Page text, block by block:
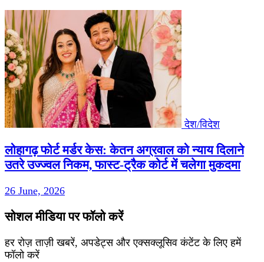
देश/विदेश
लोहागढ़ फोर्ट मर्डर केस: केतन अग्रवाल को न्याय दिलाने
उतरे उज्ज्वल निकम, फास्ट-ट्रैक कोर्ट में चलेगा मुकदमा
26 June, 2026
सोशल मीडिया पर फॉलो करें
हर रोज़ ताज़ी खबरें, अपडेट्स और एक्सक्लूसिव कंटेंट के लिए हमें
फॉलो करें